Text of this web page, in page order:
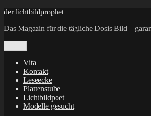
Zum
springen
der lichtbildprophet
Das Magazin für die tägliche Dosis Bild –
Vita
Kontakt
Leseecke
Plattenstube
Lichtbildpoet
Modelle gesucht